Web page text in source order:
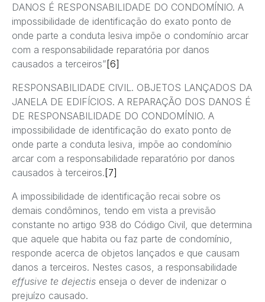
DANOS É RESPONSABILIDADE DO CONDOMÍNIO. A
impossibilidade de identificação do exato ponto de
onde parte a conduta lesiva impõe o condomínio arcar
com a responsabilidade reparatória por danos
causados a terceiros”[6]
RESPONSABILIDADE CIVIL. OBJETOS LANÇADOS DA
JANELA DE EDIFÍCIOS. A REPARAÇÃO DOS DANOS É
DE RESPONSABILIDADE DO CONDOMÍNIO. A
impossibilidade de identificação do exato ponto de
onde parte a conduta lesiva, impõe ao condomínio
arcar com a responsabilidade reparatório por danos
causados à terceiros.[7]
A impossibilidade de identificação recai sobre os
demais condôminos, tendo em vista a previsão
constante no artigo 938 do Código Civil, que determina
que aquele que habita ou faz parte de condomínio,
responde acerca de objetos lançados e que causam
danos a terceiros. Nestes casos, a responsabilidade
effusive te dejectis enseja o dever de indenizar o
prejuízo causado.